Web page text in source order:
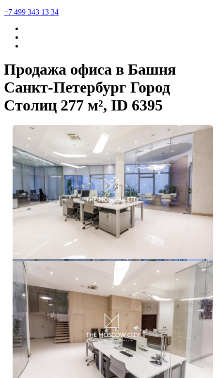
+7 499 343 13 34
Продажа офиса в Башня
Санкт-Петербург Город
Столиц 277 м², ID 6395